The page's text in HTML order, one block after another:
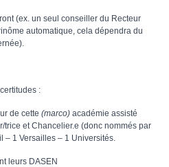
(ex. un seul conseiller du Recteur
automatique, cela dépendra du
:
de cette (marco) académie assisté
trice et Chancelier.e (donc nommés par
– 1 Versailles – 1 Universités.
leurs DASEN